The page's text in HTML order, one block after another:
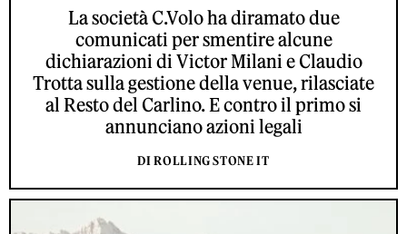
La società C.Volo ha diramato due
comunicati per smentire alcune
dichiarazioni di Victor Milani e Claudio
Trotta sulla gestione della venue, rilasciate
al Resto del Carlino. E contro il primo si
annunciano azioni legali
DI ROLLING STONE IT